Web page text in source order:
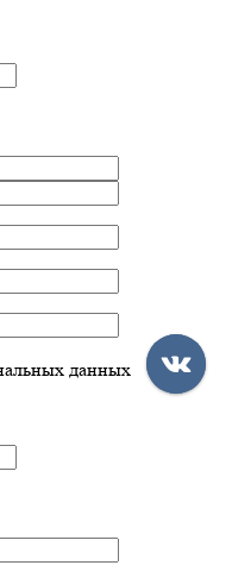
данных